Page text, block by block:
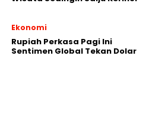
Ekonomi
Rupiah Perkasa Pagi Ini
Sentimen Global Tekan Dolar